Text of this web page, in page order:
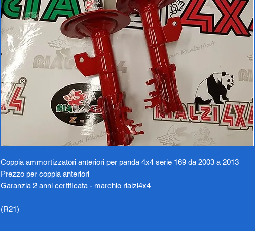
Coppia ammortizzatori anteriori per panda 4x4 serie 169 da 2003 a 2013
Prezzo per coppia anteriori
Garanzia 2 anni certificata - marchio rialzi4x4
(R21)